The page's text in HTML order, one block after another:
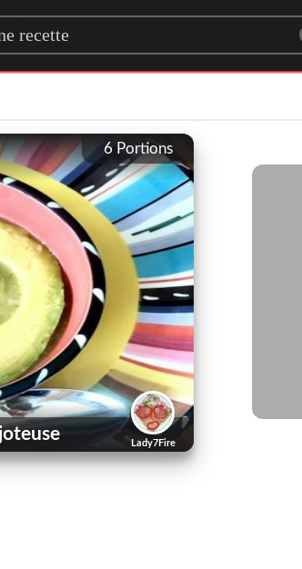
6 Portions
Lady7Fire